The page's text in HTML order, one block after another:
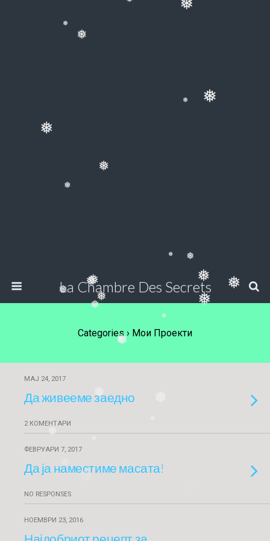
❅
❅
❅
❅
❅
❅
❅
❅
❅
❅
❅
❅
❅
❅
❅
❅
❅
❅
❅
❅
❅
❅
❅
❅
❅
La Chambre Des Secrets
Categories › Мои Проекти
МАЈ 24, 2017
Да живееме заедно
2 КОМЕНТАРИ
ФЕВРУАРИ 7, 2017
Да ја наместиме масата!
NO RESPONSES
НОЕМВРИ 23, 2016